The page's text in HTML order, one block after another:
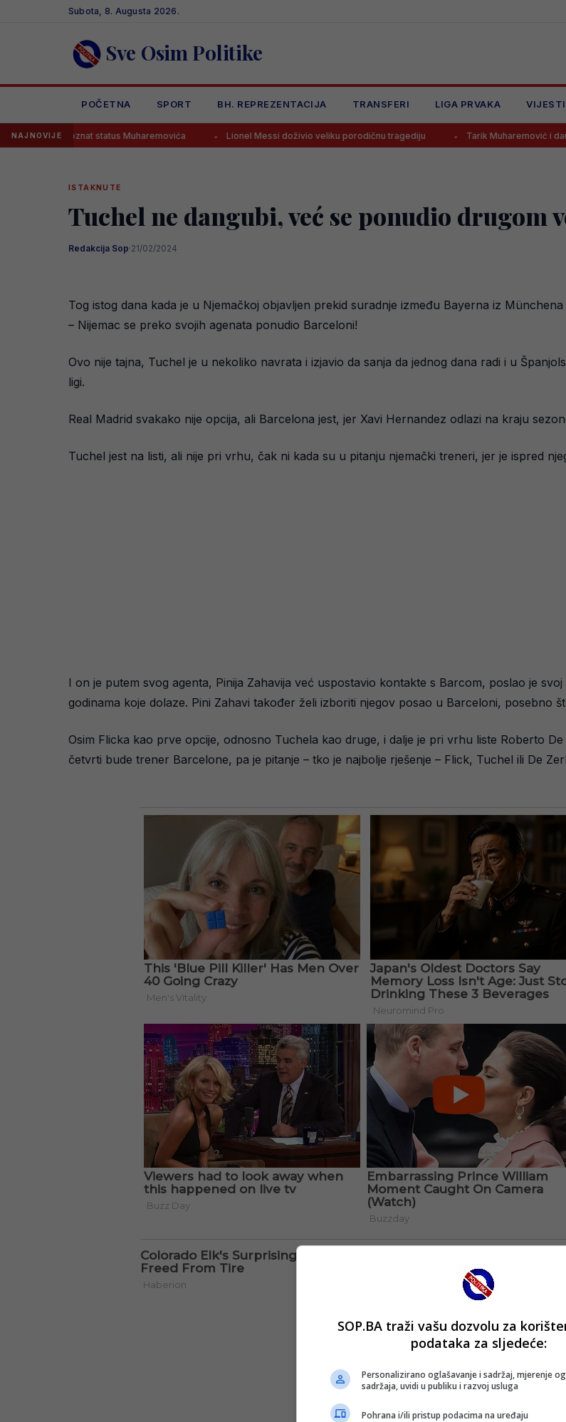
Subota, 8. Augusta 2026.
Sve Osim Politike
POČETNA SPORT BH. REPREZENTACIJA TRANSFERI LIGA PRVAKA VIJESTI
NAJNOVIJE
status Muharemovića Lionel Messi doživio veliku porodičnu tragediju Tarik Muharemović i danas oduševio
ISTAKNUTE
Tuchel ne dangubi, već se ponudio drugom
Redakcija Sop·21/02/2024
Tog istog dana kada je u Njemačkoj objavljen prekid suradnje između Bayerna iz
– Nijemac se preko svojih agenata ponudio Barceloni!
Ovo nije tajna, Tuchel je u nekoliko navrata i izjavio da sanja da jednog dana radi i u
ligi.
Real Madrid svakako nije opcija, ali Barcelona jest, jer Xavi Hernandez odlazi na kraju
Tuchel jest na listi, ali nije pri vrhu, čak ni kada su u pitanju njemački treneri, jer je ispred
I on je putem svog agenta, Pinija Zahavija već uspostavio kontakte s Barcom, poslao je
godinama koje dolaze. Pini Zahavi također želi izboriti njegov posao u Barceloni, posebno
Osim Flicka kao prve opcije, odnosno Tuchela kao druge, i dalje je pri vrhu liste Roberto
četvrti bude trener Barcelone, pa je pitanje – tko je najbolje rješenje – Flick, Tuchel ili De
SOP.BA traži vašu dozvolu za
podataka za sljedeće:
Personalizirano oglašavanje i sadržaj, mjerenje
sadržaja, uvidi u publiku i razvoj usluga
Pohrana i/ili pristup podacima na uređaju